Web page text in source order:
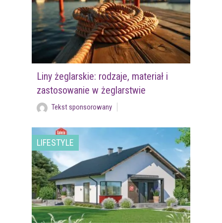
Liny żeglarskie: rodzaje, materiał i
zastosowanie w żeglarstwie
Tekst sponsorowany
LIFESTYLE